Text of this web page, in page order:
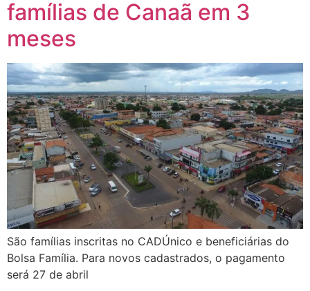
famílias de Canaã em 3
meses
São famílias inscritas no CADÚnico e beneficiárias do
Bolsa Família. Para novos cadastrados, o pagamento
será 27 de abril